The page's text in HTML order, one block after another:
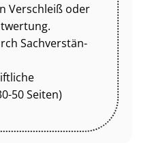
Verschleiß oder
Sach­ver­stän­
50 Seiten)